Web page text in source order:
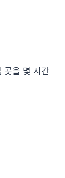
곳을 몇 시간